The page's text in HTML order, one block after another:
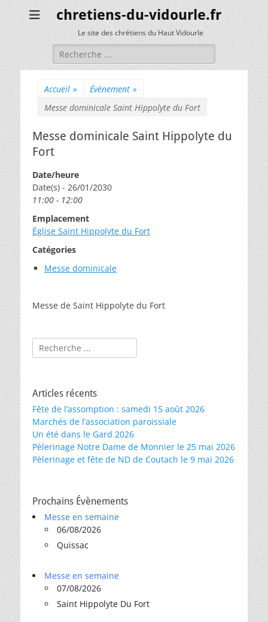
chretiens-du-vidourle.fr
Le site des chrétiens du Haut Vidourle
Rechercher :
Accueil » Évènement »
Messe dominicale Saint Hippolyte du Fort
Messe dominicale Saint Hippolyte du
Fort
Date/heure
Date(s) - 26/01/2030
11:00 - 12:00
Emplacement
Église Saint Hippolyte du Fort
Catégories
Messe dominicale
Messe de Saint Hippolyte du Fort
Rechercher :
Articles récents
Fête de l’assomption : samedi 15 août 2026
Marchés de l’association paroissiale
Un été dans le Gard 2026
Pèlerinage Notre Dame de Monnier le 25 mai 2026
Pèlerinage et fête de ND de Coutach le 9 mai 2026
Prochains Évènements
Messe en semaine
06/08/2026
Quissac
Messe en semaine
07/08/2026
Saint Hippolyte Du Fort